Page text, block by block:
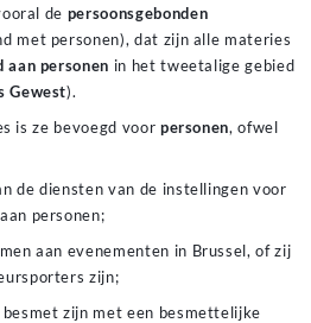
de persoonsgebonden
met personen), dat zijn alle materies
aan personen in het tweetalige gebied
Gewest).
is ze bevoegd voor personen, ofwel
de diensten van de instellingen voor
personen;
aan evenementen in Brussel, of zij
zijn;
zijn met een besmettelijke